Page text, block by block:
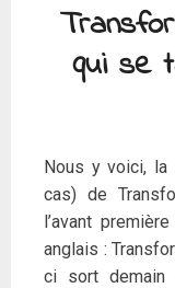
qui se
Nous y voici, la
cas) de
l’avant
anglais :
ci sort demain